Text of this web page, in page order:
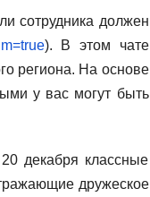
сотрудника должен
). В этом чате
региона. На основе
у вас могут быть
декабря классные
дружеское